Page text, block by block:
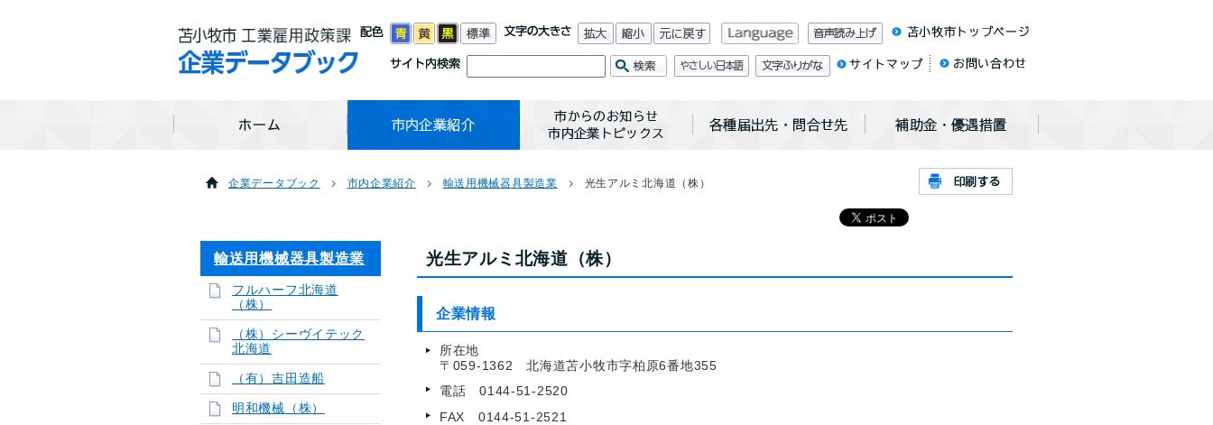
企業データブック 市内企業紹介 輸送用機械器具製造業 光生アルミ北海道（株）
光生アルミ北海道（株）
企業情報
所在地
〒059-1362 北海道苫小牧市字柏原6番地355
電話 0144-51-2520
FAX 0144-51 -2521
輸送用機械器具製造業
フルハーフ北海道
（株）
（株）シーヴイテック
北海道
（有）吉田造船
明和機械（株）